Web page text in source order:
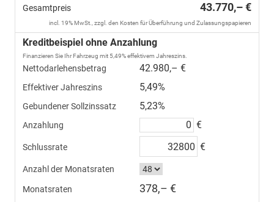
Gesamtpreis 43.770,– €
incl. 19% MwSt., zzgl. den Kosten für Überführung und Zulassungspapieren
Kreditbeispiel ohne Anzahlung
Finanzieren Sie Ihr Fahrzeug mit 5,49% effektivem Jahreszins.
Nettodarlehensbetrag 42.980,– €
Effektiver Jahreszins 5,49%
Gebundener Sollzinssatz 5,23%
Anzahlung €
Schlussrate €
Anzahl der Monatsraten
Monatsraten 378,– €